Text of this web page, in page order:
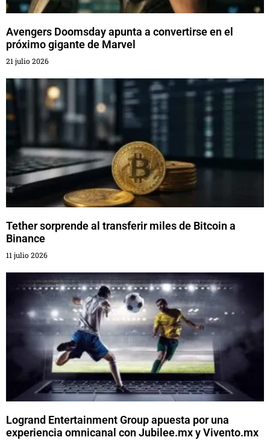
Avengers Doomsday apunta a convertirse en el
próximo gigante de Marvel
21 julio 2026
Tether sorprende al transferir miles de Bitcoin a
Binance
11 julio 2026
Logrand Entertainment Group apuesta por una
experiencia omnicanal con Jubilee.mx y Vivento.mx